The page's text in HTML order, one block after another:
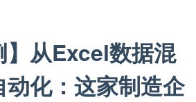
】从Excel数据混
化：这家制造企